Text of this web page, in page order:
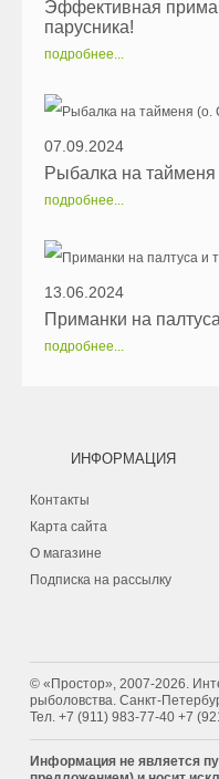
Эффективная
парусника!
подробнее...
07.09.2024
Рыбалка на
подробнее...
13.06.2024
Приманки на
подробнее...
ИНФОРМАЦИЯ
Контакты
Карта сайта
О магазине
Подписка на рассылку
© «Простор», 2007-2026.
рыболовства. Санкт-
Тел. +7 (911) 983-77-40 ‭+7
Информация не является